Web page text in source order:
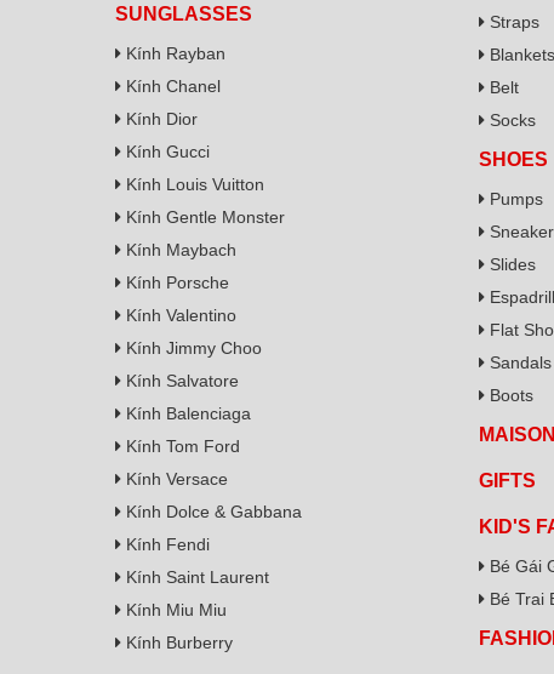
SUNGLASSES
Kính Rayban
Kính Chanel
Kính Dior
Kính Gucci
Kính Louis Vuitton
Kính Gentle Monster
Kính Maybach
Kính Porsche
Kính Valentino
Kính Jimmy Choo
Kính Salvatore
Kính Balenciaga
Kính Tom Ford
Kính Versace
Kính Dolce & Gabbana
Kính Fendi
Kính Saint Laurent
Kính Miu Miu
Kính Burberry
Straps
Blankets
Belt
Socks
SHOES
Pumps
Slides
Flat
Sandals
Boots
MAISON
GIFTS
KID'S
Bé Gái
Bé Trai